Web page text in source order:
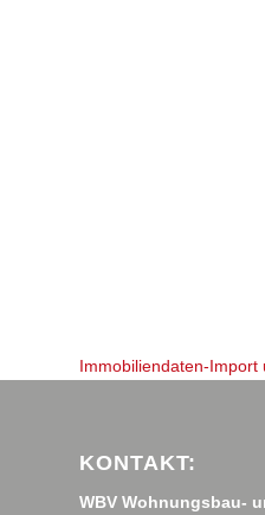
Immobiliendaten-Import
KONTAKT:
WBV Wohnungsbau-